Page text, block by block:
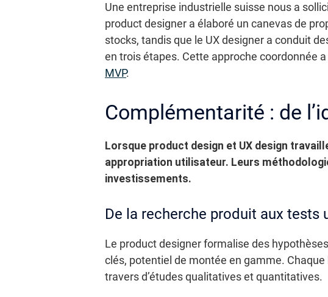
Une entreprise industrielle suisse nous a
product designer a élaboré un canevas de
stocks, tandis que le UX designer a conduit
en trois étapes. Cette approche coordonnée
MVP.
Complémentarité : de
Lorsque product design et UX design
appropriation utilisateur. Leurs
investissements.
De la recherche produit aux tests
Le product designer formalise des
clés, potentiel de montée en gamme.
travers d’études qualitatives et quantitatives.